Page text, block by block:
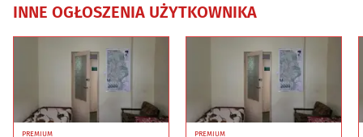
INNE OGŁOSZENIA UŻYTKOWNIKA
PREMIUM PREMIUM